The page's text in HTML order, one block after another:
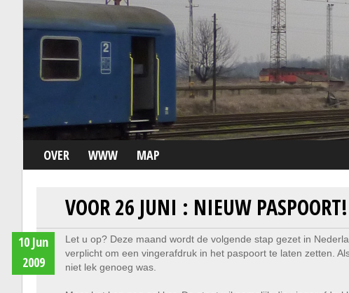
OVER WWW MAP
VOOR 26 JUNI : NIEUW PASPOORT!
10 Jun
2009
Let u op? Deze maand wordt de volgende stap gezet in
verplicht om een vingerafdruk in het paspoort te laten zetten.
niet lek genoeg was.